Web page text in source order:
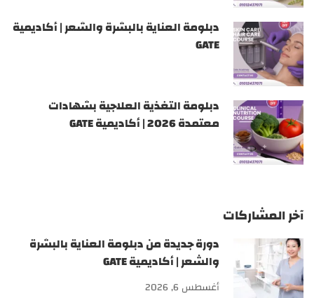
دبلومة العناية بالبشرة والشعر | أكاديمية
GATE
دبلومة التغذية العلاجية بشهادات
معتمدة 2026 | أكاديمية GATE
آخر المشاركات
دورة جديدة من دبلومة العناية بالبشرة
والشعر | أكاديمية GATE
أغسطس 6, 2026